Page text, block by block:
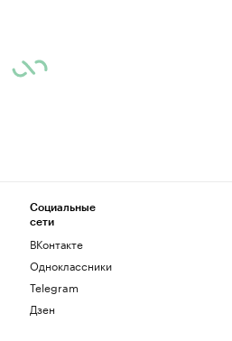
Социальные
сети
ВКонтакте
Одноклассники
Telegram
Дзен